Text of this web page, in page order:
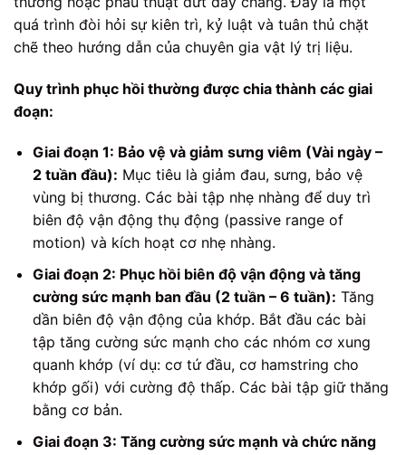
quá trình đòi hỏi sự kiên trì, kỷ luật và tuân thủ chặt
chẽ theo hướng dẫn của chuyên gia vật lý trị liệu.
Quy trình phục hồi thường được chia thành các giai
đoạn:
Giai đoạn 1: Bảo vệ và giảm sưng viêm (Vài ngày –
2 tuần đầu): Mục tiêu là giảm đau, sưng, bảo vệ
vùng bị thương. Các bài tập nhẹ nhàng để duy trì
biên độ vận động thụ động (passive range of
motion) và kích hoạt cơ nhẹ nhàng.
Giai đoạn 2: Phục hồi biên độ vận động và tăng
cường sức mạnh ban đầu (2 tuần – 6 tuần): Tăng
dần biên độ vận động của khớp. Bắt đầu các bài
tập tăng cường sức mạnh cho các nhóm cơ xung
quanh khớp (ví dụ: cơ tứ đầu, cơ hamstring cho
khớp gối) với cường độ thấp. Các bài tập giữ thăng
bằng cơ bản.
Giai đoạn 3: Tăng cường sức mạnh và chức năng